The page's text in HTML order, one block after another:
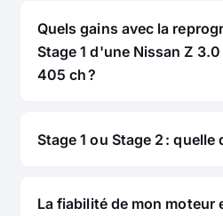
Quels gains avec la
Stage 1 d'une Nissan Z
405 ch ?
Stage 1 ou Stage 2 : quelle
La fiabilité de mon moteur